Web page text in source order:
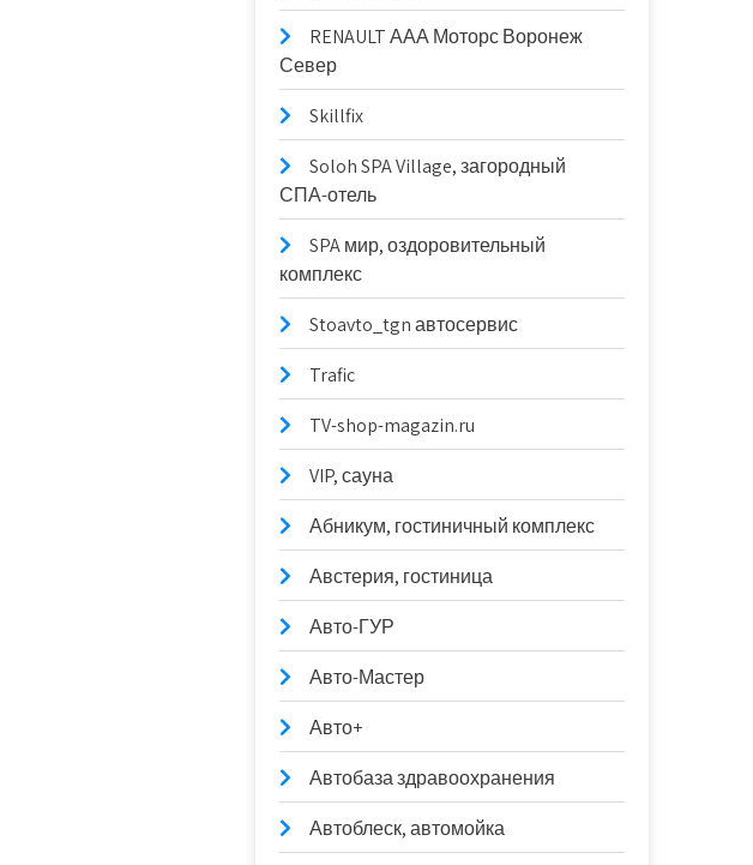
RENAULT ААА Моторс Воронеж
Север
Skillfix
Soloh SPA Village, загородный
СПА-отель
SPA мир, оздоровительный
комплекс
Stoavto_tgn автосервис
Trafic
TV-shop-magazin.ru
VIP, сауна
Абникум, гостиничный комплекс
Австерия, гостиница
Авто-ГУР
Авто-Мастер
Авто+
Автобаза здравоохранения
Автоблеск, автомойка